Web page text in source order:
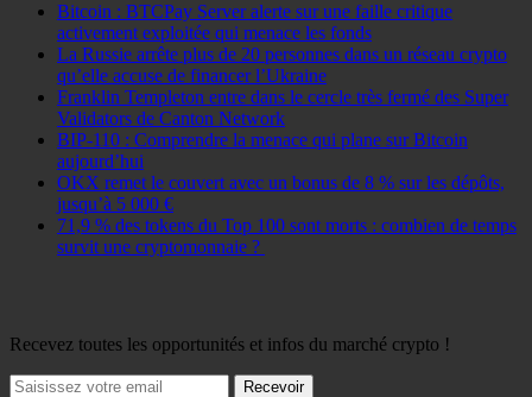
Bitcoin : BTCPay Server alerte sur une faille critique
activement exploitée qui menace les fonds
La Russie arrête plus de 20 personnes dans un réseau crypto
qu’elle accuse de financer l’Ukraine
Franklin Templeton entre dans le cercle très fermé des Super
Validators de Canton Network
BIP-110 : Comprendre la menace qui plane sur Bitcoin
aujourd’hui
OKX remet le couvert avec un bonus de 8 % sur les dépôts,
jusqu’à 5 000 €
71,9 % des tokens du Top 100 sont morts : combien de temps
survit une cryptomonnaie ?
Recevez toutes les opportunités et infos du marché crypto !
Recevoir